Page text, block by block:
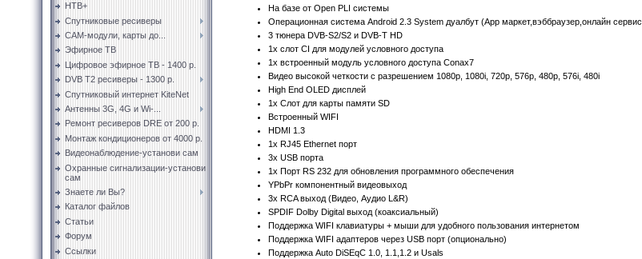
НТВ+
Спутниковые ресиверы
CAM-модули, карты до...
Эфирное ТВ
Цифровое эфирное ТВ - 1400 р.
DVB T2 ресиверы - 1300 р.
Спутниковый интернет KiteNet
Антенны 3G, 4G и Wi-...
Ремонт ресиверов DRE от 200 р.
Монтаж кондиционеров от 4000 р.
Видеонаблюдение-установи сам
Охранные сигнализации-установи
сам
Знаете ли Вы?
Каталог файлов
Статьи
Форум
Ссылки
На базе от Open PLI системы
Операционная система Android 2.3 System дуалбут (App маркет,вэббраузер,онлайн
3 тюнера DVB-S2/S2 и DVB-T HD
1x слот CI для модулей условного доступа
1x встроенный модуль условного доступа Conax7
Видео высокой четкости с разрешением 1080p, 1080i, 720p, 576p, 480p, 576i, 480i
High End OLED дисплей
1x Слот для карты памяти SD
Встроенный WIFI
HDMI 1.3
1x RJ45 Ethernet порт
3x USB порта
1x Порт RS 232 для обновления программного обеспечения
YPbPr компонентный видеовыход
3x RCA выход (Видео, Аудио L&R)
SPDIF Dolby Digital выход (коаксиальный)
Поддержка WIFI клавиатуры + мыши для удобного пользования интернетом
Поддержка WIFI адаптеров через USB порт (опционально)
Поддержка Auto DiSEqC 1.0, 1.1,1.2 и Usals